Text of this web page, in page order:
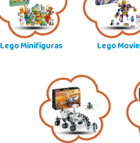
Lego Minifiguras Lego Movie